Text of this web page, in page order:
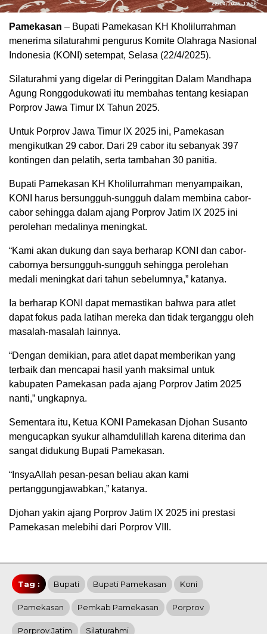
Pamekasan – Bupati Pamekasan KH Kholilurrahman
menerima silaturahmi pengurus Komite Olahraga Nasional
Indonesia (KONI) setempat, Selasa (22/4/2025).
Silaturahmi yang digelar di Peringgitan Dalam Mandhapa
Agung Ronggodukowati itu membahas tentang kesiapan
Porprov Jawa Timur IX Tahun 2025.
Untuk Porprov Jawa Timur IX 2025 ini, Pamekasan
mengikutkan 29 cabor. Dari 29 cabor itu sebanyak 397
kontingen dan pelatih, serta tambahan 30 panitia.
Bupati Pamekasan KH Kholilurrahman menyampaikan,
KONI harus bersungguh-sungguh dalam membina cabor-
cabor sehingga dalam ajang Porprov Jatim IX 2025 ini
perolehan medalinya meningkat.
“Kami akan dukung dan saya berharap KONI dan cabor-
cabornya bersungguh-sungguh sehingga perolehan
medali meningkat dari tahun sebelumnya,” katanya.
Ia berharap KONI dapat memastikan bahwa para atlet
dapat fokus pada latihan mereka dan tidak terganggu oleh
masalah-masalah lainnya.
“Dengan demikian, para atlet dapat memberikan yang
terbaik dan mencapai hasil yanh maksimal untuk
kabupaten Pamekasan pada ajang Porprov Jatim 2025
nanti,” ungkapnya.
Sementara itu, Ketua KONI Pamekasan Djohan Susanto
mengucapkan syukur alhamdulillah karena diterima dan
sangat didukung Bupati Pamekasan.
“InsyaAllah pesan-pesan beliau akan kami
pertanggungjawabkan,” katanya.
Djohan yakin ajang Porprov Jatim IX 2025 ini prestasi
Pamekasan melebihi dari Porprov VIII.
Tag : Bupati Bupati Pamekasan Koni
Pamekasan Pemkab Pamekasan Porprov
Porprov Jatim Silaturahmi